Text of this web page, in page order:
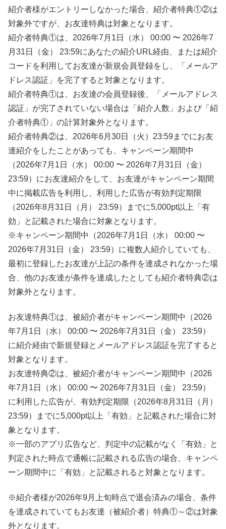
紹介者様がエントリーしなかった場合、紹介者特典①②は
対象外ですが、お友達特典は対象となります。
紹介者特典①は、2026年7月1日（水） 00:00 〜 2026年7
月31日（金） 23:59にあなたの紹介URL経由、または紹介
コードを利用してお友達が新規会員登録をし、「メールア
ドレス認証」を完了すると対象となります。
紹介者特典①は、お友達の会員登録後、「メールアドレス
認証」が完了されていない場合は「紹介人数」および「紹
介者特典①」の計算対象外となります。
紹介者特典②は、2026年6月30日（火）23:59までにお友
達紹介をしたことがあっても、キャンペーン期間中
（2026年7月1日（水） 00:00 〜 2026年7月31日（金）
23:59）にお友達紹介をして、お友達がキャンペーン期間
中に掲載広告を利用し、利用した広告が有効判定期限
（2026年8月31日（月） 23:59）までに5,000pt以上「有
効」と記載された場合に対象となります。
※キャンペーン期間中（2026年7月1日（水） 00:00 〜
2026年7月31日（金） 23:59）に複数人紹介していても、
最初に登録したお友達が上記の条件を達成されなかった場
合、他のお友達が条件を達成したとしても紹介者特典②は
対象外となります。
お友達特典①は、被紹介者がキャンペーン期間中（2026
年7月1日（水） 00:00 〜 2026年7月31日（金） 23:59）
に紹介経由で新規登録とメールアドレス認証を完了すると
対象となります。
お友達特典②は、被紹介者がキャンペーン期間中（2026
年7月1日（水） 00:00 〜 2026年7月31日（金） 23:59）
に利用した広告が、有効判定期限（2026年8月31日（月）
23:59）までに5,000pt以上「有効」と記載された場合に対
象となります。
※一部のアプリ広告など、判定中の記載がなく「有効」と
判定された時点で通帳に記載される広告の場合、キャンペ
ーン期間中に「有効」と記載されると対象となります。
※紹介者様が2026年9月上旬時点で退会済みの場合、条件
を達成されていてもお友達（被紹介者）特典①～②は対象
外となります。